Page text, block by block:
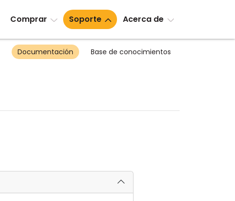
Comprar Soporte Acerca de
Documentación Base de conocimientos